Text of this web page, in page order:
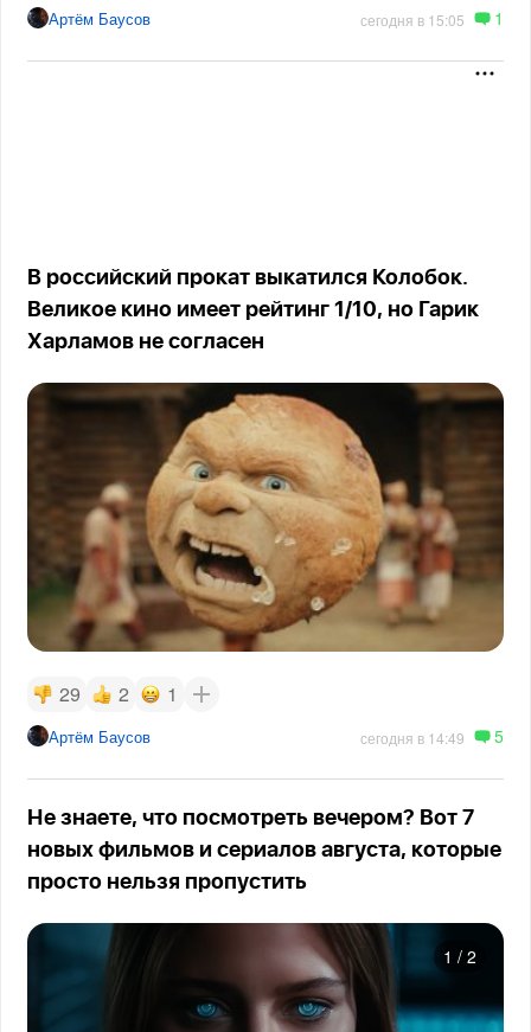
Артём Баусов сегодня в 15:05 1
В российский прокат выкатился Колобок.
Великое кино имеет рейтинг 1/10, но Гарик
Харламов не согласен
29 2 1
Артём Баусов сегодня в 14:49 5
Не знаете, что посмотреть вечером? Вот 7
новых фильмов и сериалов августа, которые
просто нельзя пропустить
1 / 2